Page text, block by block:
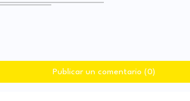
Publicar un comentario (0)